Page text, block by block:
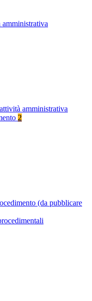
amministrativa
2
(da pubblicare